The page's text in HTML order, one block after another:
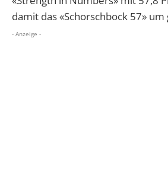
damit das «Schorschbock 57»
- Anzeige -